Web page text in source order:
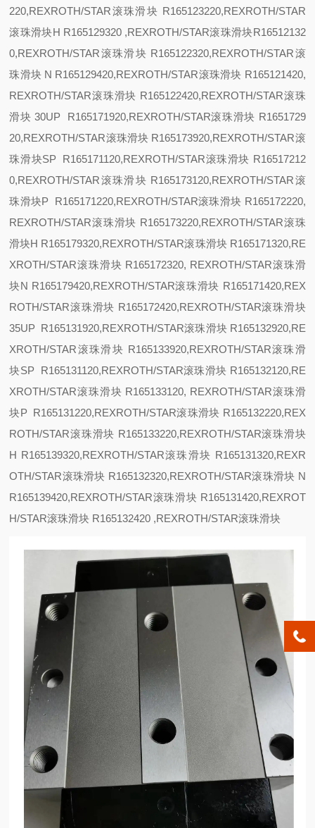
220,REXROTH/STAR滚珠滑块 R165123220,REXROTH/STAR
滚珠滑块H R165129320 ,REXROTH/STAR滚珠滑块R16512132
0,REXROTH/STAR滚珠滑块 R165122320,REXROTH/STAR滚
珠滑块 N R165129420,REXROTH/STAR滚珠滑块 R165121420,
REXROTH/STAR滚珠滑块 R165122420,REXROTH/STAR滚珠
滑块30UP R165171920,REXROTH/STAR滚珠滑块 R1651729
20,REXROTH/STAR滚珠滑块 R165173920,REXROTH/STAR滚
珠滑块SP R165171120,REXROTH/STAR滚珠滑块 R16517212
0,REXROTH/STAR滚珠滑块 R165173120,REXROTH/STAR滚
珠滑块P R165171220,REXROTH/STAR滚珠滑块 R165172220,
REXROTH/STAR滚珠滑块 R165173220,REXROTH/STAR滚珠
滑块H R165179320,REXROTH/STAR滚珠滑块 R165171320,RE
XROTH/STAR滚珠滑块 R165172320, REXROTH/STAR滚珠滑
块N R165179420,REXROTH/STAR滚珠滑块 R165171420,REX
ROTH/STAR滚珠滑块 R165172420,REXROTH/STAR滚珠滑块
35UP R165131920,REXROTH/STAR滚珠滑块 R165132920,RE
XROTH/STAR滚珠滑块 R165133920,REXROTH/STAR滚珠滑
块SP R165131120,REXROTH/STAR滚珠滑块 R165132120,RE
XROTH/STAR滚珠滑块 R165133120, REXROTH/STAR滚珠滑
块P R165131220,REXROTH/STAR滚珠滑块 R165132220,REX
ROTH/STAR滚珠滑块 R165133220,REXROTH/STAR滚珠滑块
H R165139320,REXROTH/STAR滚珠滑块 R165131320,REXR
OTH/STAR滚珠滑块 R165132320,REXROTH/STAR滚珠滑块 N
R165139420,REXROTH/STAR滚珠滑块 R165131420,REXROT
H/STAR滚珠滑块 R165132420 ,REXROTH/STAR滚珠滑块